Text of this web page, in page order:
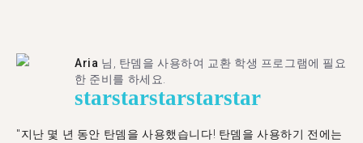
Aria 님, 탄뎀을 사용하여 교환 학생 프로그램에 필요
한 준비를 하세요.
starstarstarstarstar
"​​지난 몇 년 동안 탄뎀을 사용했습니다! 탄뎀을 사용하기 전에는